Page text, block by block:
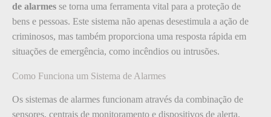
de alarmes se torna uma ferramenta vital para a proteção de
bens e pessoas. Este sistema não apenas desestimula a ação de
criminosos, mas também proporciona uma resposta rápida em
situações de emergência, como incêndios ou intrusões.
Como Funciona um Sistema de Alarmes
Os sistemas de alarmes funcionam através da combinação de
sensores, centrais de monitoramento e dispositivos de alerta.